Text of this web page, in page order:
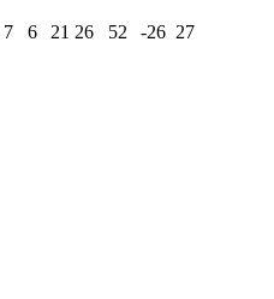
7 6 21 26 52 -26 27